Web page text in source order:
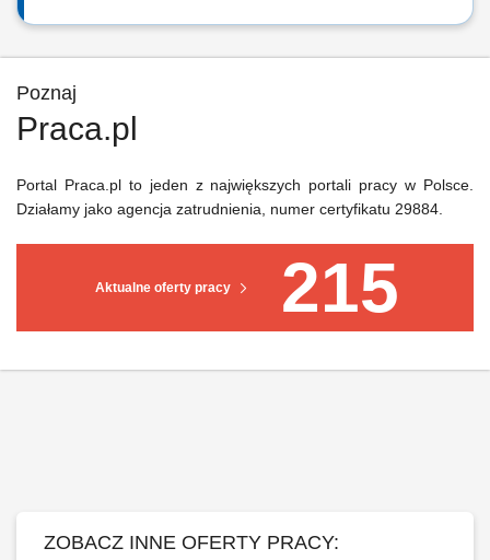
Poznaj
Praca.pl
Aktualne oferty pracy 215
Portal Praca.pl to jeden z największych portali pracy w Polsce.
Działamy jako agencja zatrudnienia, numer certyfikatu 29884.
ZOBACZ INNE OFERTY PRACY: